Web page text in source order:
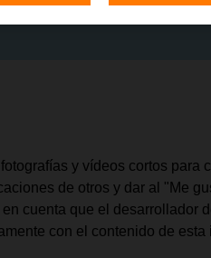
y vídeos cortos para
de otros y dar al "Me
en cuenta que el desarrollador
con el contenido de esta